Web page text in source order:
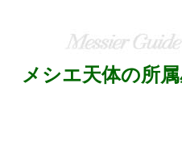
メシエ天体の所